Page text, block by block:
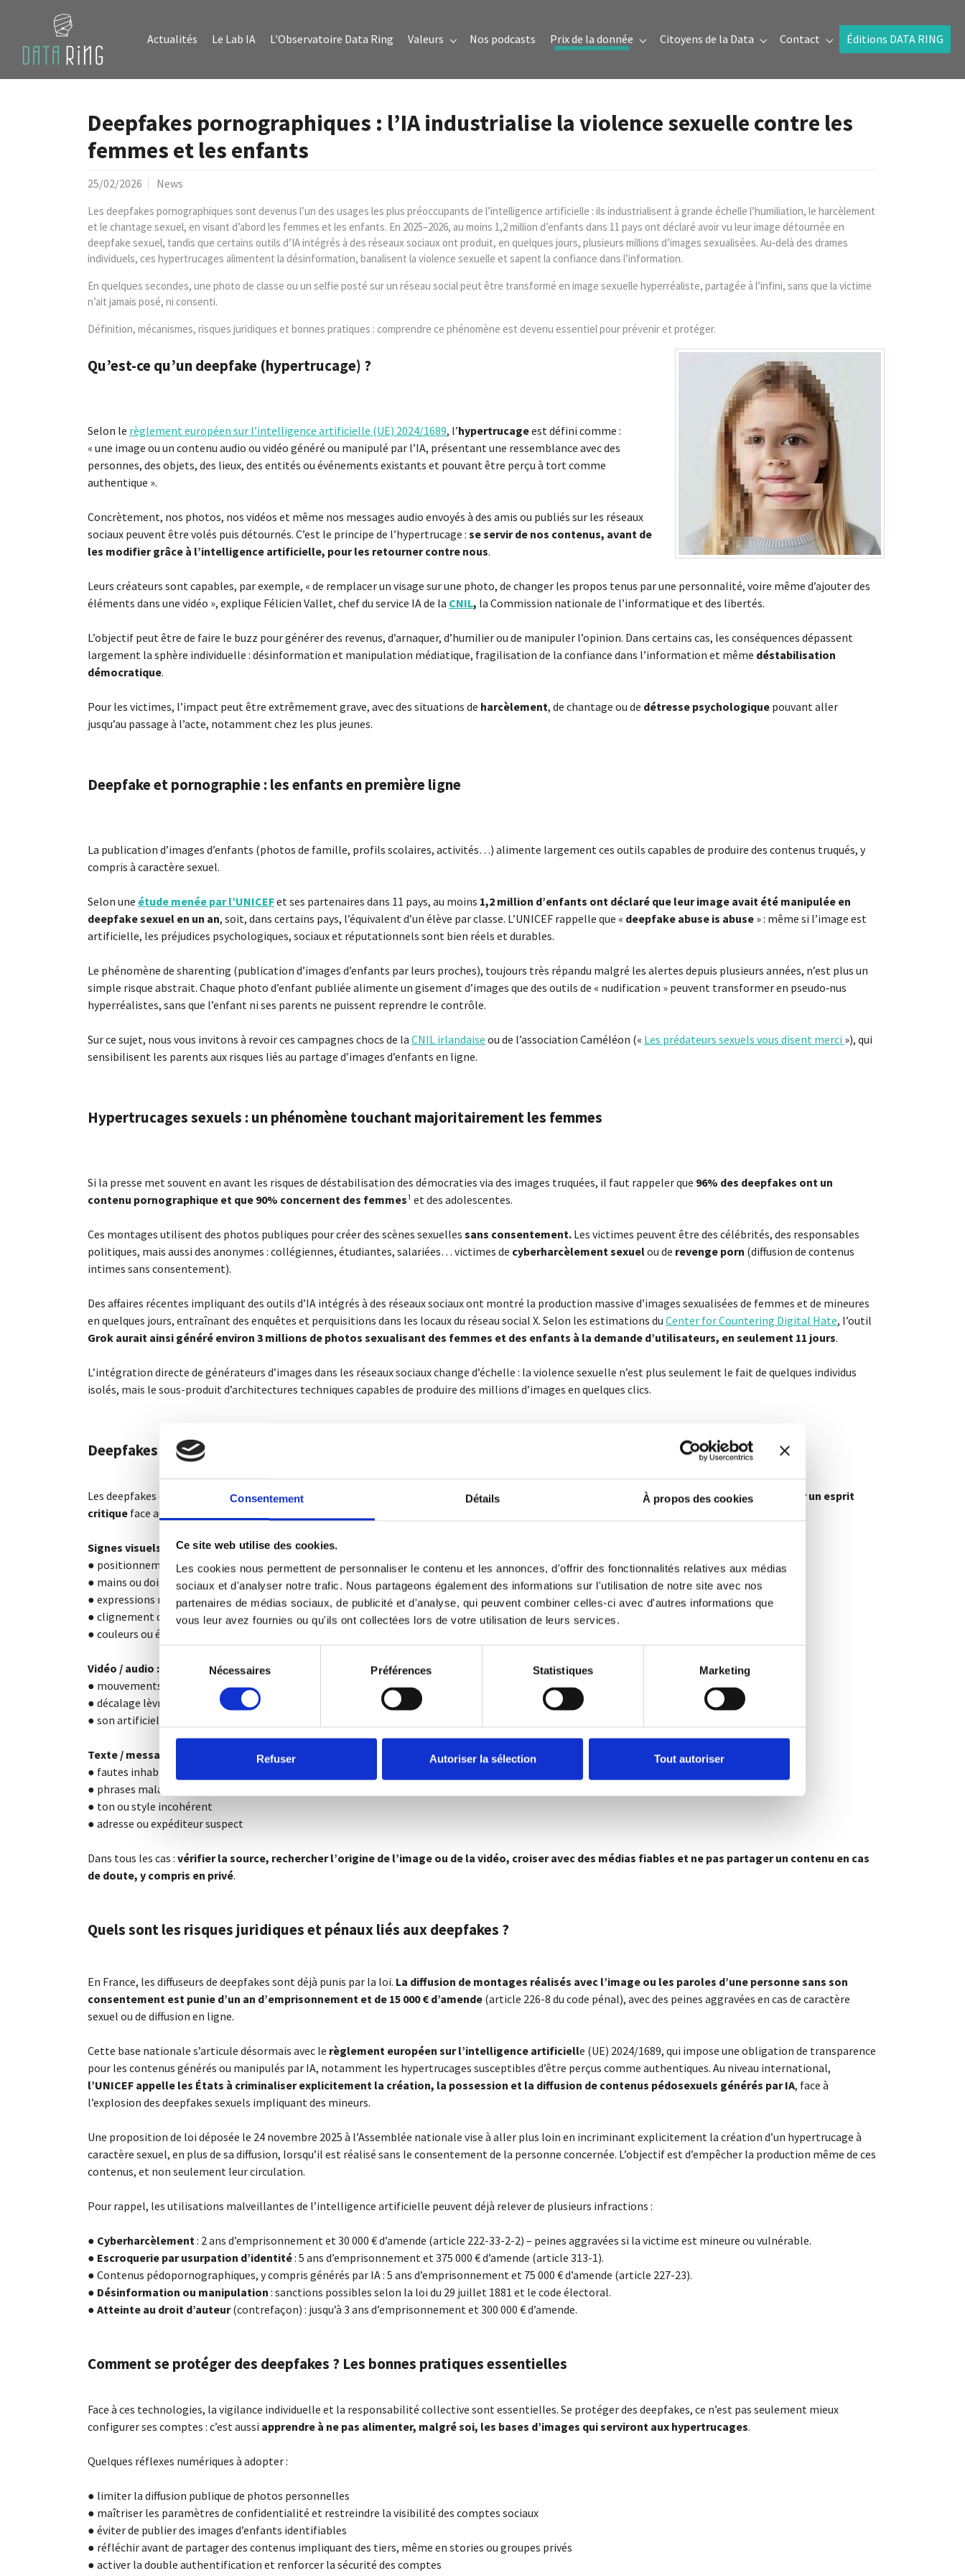
Consentement Détails À propos des cookies
Ce site web utilise des cookies.
Les cookies nous permettent de personnaliser le contenu et les annonces, d'offrir des fonctionnalités relatives aux médias
sociaux et d'analyser notre trafic. Nous partageons également des informations sur l'utilisation de notre site avec nos
partenaires de médias sociaux, de publicité et d'analyse, qui peuvent combiner celles-ci avec d'autres informations que
vous leur avez fournies ou qu'ils ont collectées lors de votre utilisation de leurs services.
du
consentement
Nécessaires Préférences Statistiques Marketing
Refuser Autoriser la sélection Tout autoriser
Actualités Le Lab IA L'Observatoire Data Ring Valeurs Submenu for "Valeurs"
Nos podcasts Prix de la donnée Submenu for "Prix de la donnée"
Citoyens de la Data Submenu for "Citoyens de la Data"
Contact Submenu for "Contact"
Éditions DATA RING
Deepfakes pornographiques : l’IA industrialise la violence sexuelle contre les
femmes et les enfants
25/02/2026 News
Les deepfakes pornographiques sont devenus l’un des usages les plus préoccupants de l’intelligence artificielle : ils industrialisent à grande échelle l’humiliation, le harcèlement
et le chantage sexuel, en visant d’abord les femmes et les enfants. En 2025–2026, au moins 1,2 million d’enfants dans 11 pays ont déclaré avoir vu leur image détournée en
deepfake sexuel, tandis que certains outils d’IA intégrés à des réseaux sociaux ont produit, en quelques jours, plusieurs millions d’images sexualisées. Au‑delà des drames
individuels, ces hypertrucages alimentent la désinformation, banalisent la violence sexuelle et sapent la confiance dans l’information.
En quelques secondes, une photo de classe ou un selfie posté sur un réseau social peut être transformé en image sexuelle hyperréaliste, partagée à l’infini, sans que la victime
n’ait jamais posé, ni consenti.
Définition, mécanismes, risques juridiques et bonnes pratiques : comprendre ce phénomène est devenu essentiel pour prévenir et protéger.
Qu’est-ce qu’un deepfake (hypertrucage) ?
Selon le règlement européen sur l’intelligence artificielle (UE) 2024/1689, l’hypertrucageest défini comme :
« une image ou un contenu audio ou vidéo généré ou manipulé par l’IA, présentant une ressemblance avec des
personnes, des objets, des lieux, des entités ou événements existants et pouvant être perçu à tort comme
authentique ».
Concrètement, nos photos, nos vidéos et même nos messages audio envoyés à des amis ou publiés sur les réseaux
sociaux peuvent être volés puis détournés. C’est le principe de l’hypertrucage : se servir de nos contenus, avant de
les modifier grâce à l’intelligence artificielle, pour les retourner contre nous.
Leurs créateurs sont capables, par exemple, « de remplacer un visage sur une photo, de changer les propos tenus par une personnalité, voire même d’ajouter des
éléments dans une vidéo », explique Félicien Vallet, chef du service IA de la CNIL, la Commission nationale de l’informatique et des libertés.
L’objectif peut être de faire le buzz pour générer des revenus, d’arnaquer, d’humilier ou de manipuler l’opinion. Dans certains cas, les conséquences dépassent
largement la sphère individuelle : désinformation et manipulation médiatique, fragilisation de la confiance dans l’information et même déstabilisation
démocratique.
Pour les victimes, l’impact peut être extrêmement grave, avec des situations de harcèlement, de chantage ou de détresse psychologique pouvant aller
jusqu’au passage à l’acte, notamment chez les plus jeunes.
Deepfake et pornographie : les enfants en première ligne
La publication d’images d’enfants (photos de famille, profils scolaires, activités…) alimente largement ces outils capables de produire des contenus truqués, y
compris à caractère sexuel.
Selon une étude menée par l’UNICEFet ses partenaires dans 11 pays, au moins 1,2 million d’enfants ont déclaré que leur image avait été manipulée en
deepfake sexuel en un an, soit, dans certains pays, l’équivalent d’un élève par classe. L’UNICEF rappelle que « deepfake abuse is abuse » : même si l’image est
artificielle, les préjudices psychologiques, sociaux et réputationnels sont bien réels et durables.
Le phénomène de sharenting (publication d’images d’enfants par leurs proches), toujours très répandu malgré les alertes depuis plusieurs années, n’est plus un
simple risque abstrait. Chaque photo d’enfant publiée alimente un gisement d’images que des outils de « nudification » peuvent transformer en pseudo‑nus
hyperréalistes, sans que l’enfant ni ses parents ne puissent reprendre le contrôle.
Sur ce sujet, nous vous invitons à revoir ces campagnes chocs de la CNIL irlandaise ou de l’association Caméléon (« Les prédateurs sexuels vous disent merci »), qui
sensibilisent les parents aux risques liés au partage d’images d’enfants en ligne.
Hypertrucages sexuels : un phénomène touchant majoritairement les femmes
Si la presse met souvent en avant les risques de déstabilisation des démocraties via des images truquées, il faut rappeler que 96% des deepfakes ont un
contenu pornographique et que 90% concernent des femmes¹ et des adolescentes.
Ces montages utilisent des photos publiques pour créer des scènes sexuelles sans consentement. Les victimes peuvent être des célébrités, des responsables
politiques, mais aussi des anonymes : collégiennes, étudiantes, salariées… victimes de cyberharcèlement sexuelou de revenge porn (diffusion de contenus
intimes sans consentement).
Des affaires récentes impliquant des outils d’IA intégrés à des réseaux sociaux ont montré la production massive d’images sexualisées de femmes et de mineures
en quelques jours, entraînant des enquêtes et perquisitions dans les locaux du réseau social X. Selon les estimations du Center for Countering Digital Hate, l’outil
Grok aurait ainsi généré environ 3 millions de photos sexualisant des femmes et des enfants à la demande d’utilisateurs, en seulement 11 jours.
L’intégration directe de générateurs d’images dans les réseaux sociaux change d’échelle : la violence sexuelle n’est plus seulement le fait de quelques individus
isolés, mais le sous-produit d’architectures techniques capables de produire des millions d’images en quelques clics.
Deepfakes : comment reconnaître un contenu généré par IA ? Les signes d’alerte
Les deepfakes deviennent de plus en plus réalistes, mais ils laissent encore souvent des traces.
Apprendre à repérer ces indices permet de garder un esprit
critique face aux contenus circulant en ligne et d’éviter de relayer des manipulations.
Signes visuels :
● positionnement étrange du visage
● mains ou doigts déformés
● expressions rigides ou incohérentes
● clignement des yeux irrégulier
● couleurs ou éclairages incohérents
Vidéo / audio :
● mouvements non naturels
● décalage lèvres-voix
● son artificiel ou mal synchronisé
Texte / messages :
● fautes inhabituelles
● phrases maladroites
● ton ou style incohérent
● adresse ou expéditeur suspect
Dans tous les cas : vérifier la source, rechercher l’origine de l’image ou de la vidéo, croiser avec des médias fiables et ne pas partager un contenu en cas
de doute, y compris en privé.
Quels sont les risques juridiques et pénaux liés aux deepfakes ?
En France, les diffuseurs de deepfakes sont déjà punis par la loi. La diffusion de montages réalisés avec l’image ou les paroles d’une personne sans son
consentement est punie d’un an d’emprisonnement et de 15 000 € d’amende (article 226-8 du code pénal), avec des peines aggravées en cas de caractère
sexuel ou de diffusion en ligne.
Cette base nationale s’articule désormais avec le règlement européen sur l’intelligence artificielle (UE) 2024/1689, qui impose une obligation de transparence
pour les contenus générés ou manipulés par IA, notamment les hypertrucages susceptibles d’être perçus comme authentiques. Au niveau international,
l’UNICEF appelle les États à criminaliser explicitement la création, la possession et la diffusion de contenus pédosexuels générés par IA, face à
l’explosion des deepfakes sexuels impliquant des mineurs.
Une proposition de loi déposée le 24 novembre 2025 à l’Assemblée nationale vise à aller plus loin en incriminant explicitement la création d’un hypertrucage à
caractère sexuel, en plus de sa diffusion, lorsqu’il est réalisé sans le consentement de la personne concernée. L’objectif est d’empêcher la production même de ces
contenus, et non seulement leur circulation.
Pour rappel, les utilisations malveillantes de l’intelligence artificielle peuvent déjà relever de plusieurs infractions :
● Cyberharcèlement : 2 ans d’emprisonnement et 30 000 € d’amende (article 222-33-2-2) – peines aggravées si la victime est mineure ou vulnérable.
● Escroquerie par usurpation d’identité: 5 ans d’emprisonnement et 375 000 € d’amende (article 313-1).
● Contenus pédopornographiques, y compris générés par IA : 5 ans d’emprisonnement et 75 000 € d’amende (article 227-23).
● Désinformation ou manipulation : sanctions possibles selon la loi du 29 juillet 1881 et le code électoral.
● Atteinte au droit d’auteur(contrefaçon) : jusqu’à 3 ans d’emprisonnement et 300 000 € d’amende.
Comment se protéger des deepfakes ? Les bonnes pratiques essentielles
Face à ces technologies, la vigilance individuelle et la responsabilité collective sont essentielles. Se protéger des deepfakes, ce n’est pas seulement mieux
configurer ses comptes : c’est aussi apprendre à ne pas alimenter, malgré soi, les bases d’images qui serviront aux hypertrucages.
Quelques réflexes numériques à adopter :
● limiter la diffusion publique de photos personnelles
● maîtriser les paramètres de confidentialité et restreindre la visibilité des comptes sociaux
● éviter de publier des images d’enfants identifiables
● réfléchir avant de partager des contenus impliquant des tiers, même en stories ou groupes privés
● activer la double authentification et renforcer la sécurité des comptes